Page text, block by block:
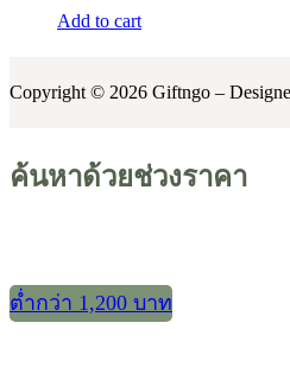
Add to cart
Copyright © 2026 Giftngo –
ค้นหาด้วยช่วงราคา
ต่ำกว่า 1,200 บาท